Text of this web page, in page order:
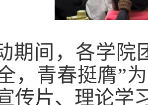
期间，各学院
，青春挺膺”
传片、理论学